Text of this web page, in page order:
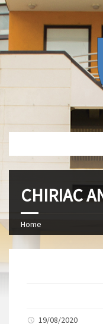
CHIRIAC
Home
19/08/2020